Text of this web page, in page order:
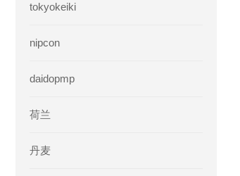
tokyokeiki
nipcon
daidopmp
荷兰
丹麦